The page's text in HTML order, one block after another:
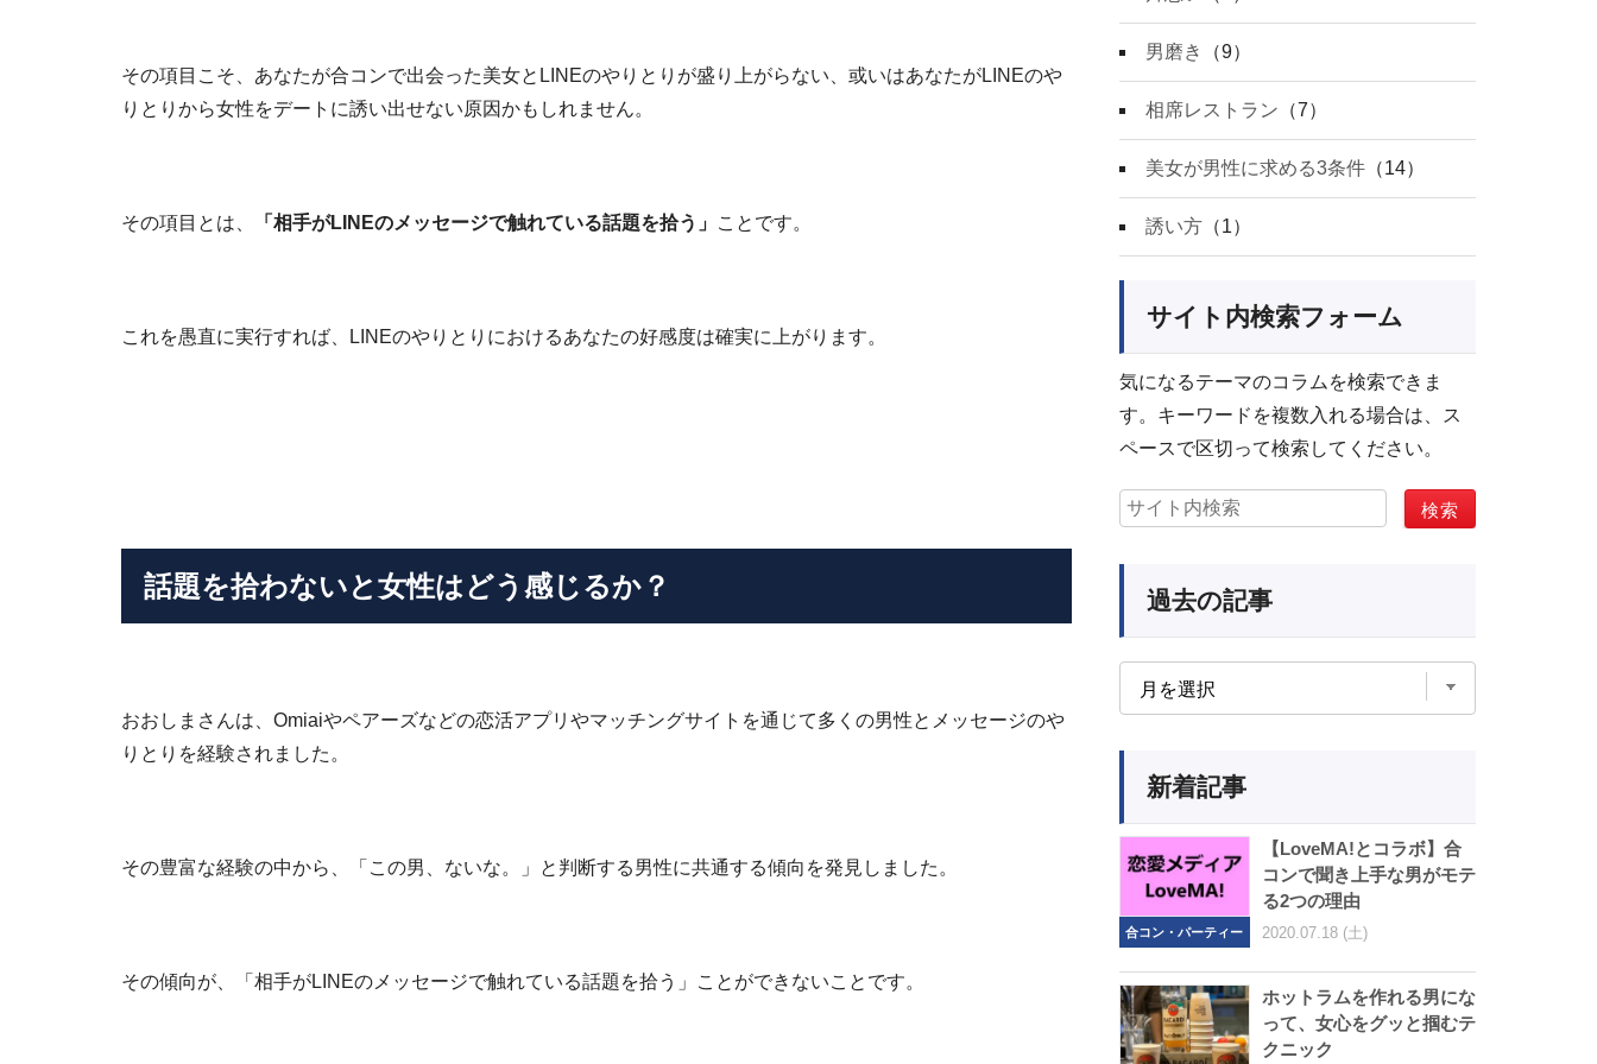
その項目こそ、あなたが合コンで出会った美女とLINEのやりとりが盛り上がらない、或いはあなたがLINEのや
りとりから女性をデートに誘い出せない原因かもしれません。
その項目とは、 「相手がLINEのメッセージで触れている話題を拾う」 ことです。
これを愚直に実行すれば、LINEのやりとりにおけるあなたの好感度は確実に上がります。
話題を拾わないと女性はどう感じるか？
おおしまさんは、Omiaiやペアーズなどの恋活アプリやマッチングサイトを通じて多くの男性とメッセージのや
りとりを経験されました。
その豊富な経験の中から、「この男、ないな。」と判断する男性に共通する傾向を発見しました。
その傾向が、「相手がLINEのメッセージで触れている話題を拾う」ことができないことです。
男磨き （9）
相席レストラン （7）
美女が男性に求める3条件 （14）
誘い方 （1）
サイト内検索フォーム
気になるテーマのコラムを検索できま
す。キーワードを複数入れる場合は、ス
ペースで区切って検索してください。
過去の記事
新着記事
合コン・パーティー
【LoveMA!とコラボ】合
コンで聞き上手な男がモテ
る2つの理由
2020.07.18 (土)
ホットラムを作れる男にな
って、女心をグッと掴むテ
クニック